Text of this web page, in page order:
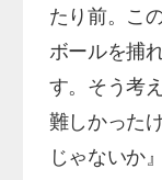
たり前。こ
ボールを捕
す。そう考
難しかった
じゃないか